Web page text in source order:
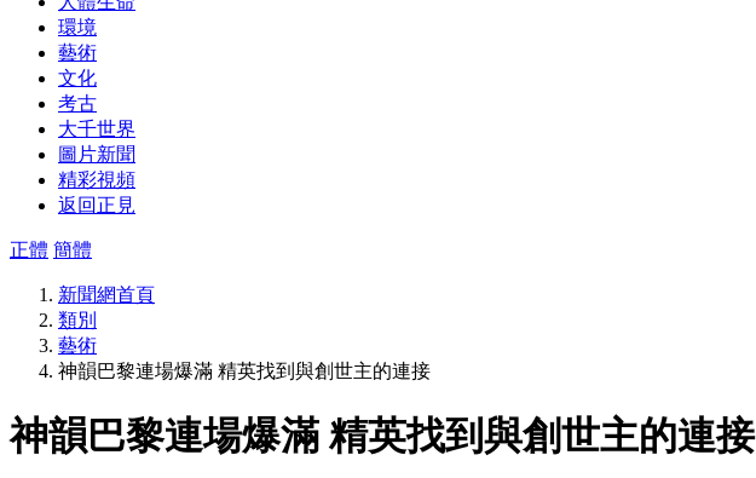
環境
藝術
文化
考古
大千世界
圖片新聞
精彩視頻
返回正見
正體 簡體
新聞網首頁
類別
藝術
神韻巴黎連場爆滿 精英找到與創世主的連接
神韻巴黎連場爆滿 精英找到與創世主的連接